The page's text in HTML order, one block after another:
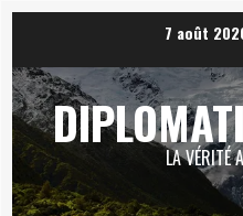
content
7 août
LA VÉRITÉ